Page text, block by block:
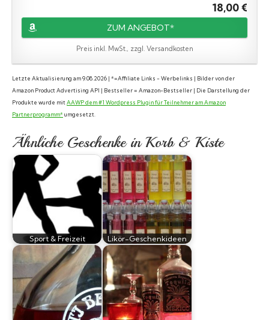
18,00 €
ZUM ANGEBOT*
Preis inkl. MwSt., zzgl. Versandkosten
Letzte Aktualisierung am 9.08.2026 | *=Affiliate Links - Werbelinks | Bilder von der
Amazon Product Advertising API | Bestseller = Amazon-Bestseller | Die Darstellung der
Produkte wurde mitAAWP dem #1 Wordpress Plugin für Teilnehmer am Amazon
Partnerprogramm*umgesetzt.
Ähnliche Geschenke in Korb & Kiste
Sport & Freizeit Likör-Geschenkideen